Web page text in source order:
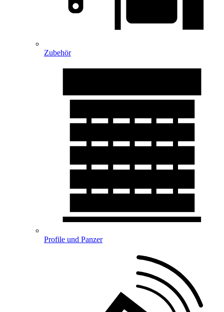
Zubehör
Profile und Panzer